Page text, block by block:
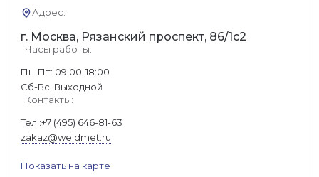
Адрес:
г. Москва, Рязанский проспект, 86/1с2
Часы работы:
Пн-Пт: 09:00-18:00
Cб-Вс: Выходной
Контакты:
Тел.:+7 (495) 646-81-63
zakaz@weldmet.ru
Показать на карте